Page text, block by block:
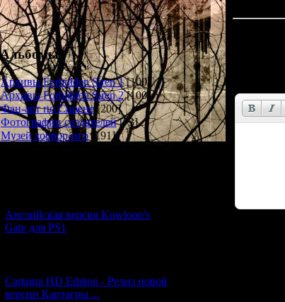
Альбомы
Архивы Forbidden Siren 1 [100]
Архивы Forbidden Siren 2 [100]
Фан-арт по Сирене [200]
Фотографии создателей [73]
Музей хоррор-игр
[191]
Английская версия Kowloon's
Gate для PS1
Cartagra HD Edition - Релиз новой
версии Картагры ...